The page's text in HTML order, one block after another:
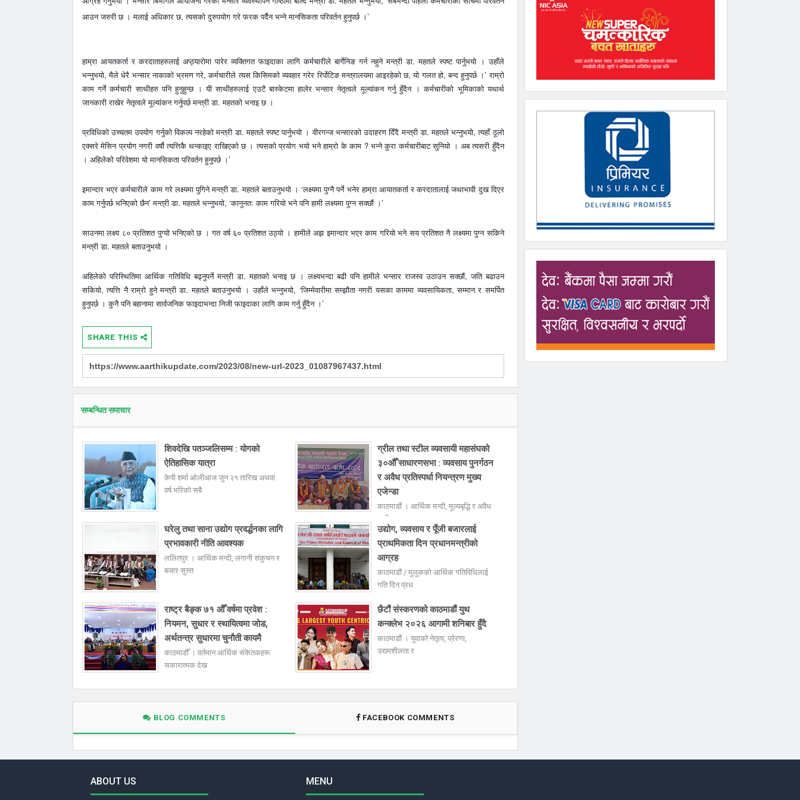
आउन जरुरी छ । मलाई अधिकार छ, त्यसको दुरुपयोग गरे फरक पर्दैन भन्ने मानसिकता परिवर्तन हुनुपर्छ ।’
हाम्रा आयतकर्ता र करदाताहरुलाई अप्ठ्यारोमा पारेर व्यक्तिगत फाइदाका लागि कर्मचारीले बार्गेनिङ गर्न नहुने मन्त्री डा. महतले स्पष्ट पार्नुभयो । उहाँले
भन्नुभयो, मैले धेरै भन्सार नाकाको भ्रमण गरे, कर्मचारीले त्यस किसिमको व्यवहार गरेर रिर्पोटिङ मन्त्रालयमा आइरहेको छ, यो गलत हो, बन्द हुनुपर्छ ।’ राम्रो
काम गर्ने कर्मचारी साथीहरु पनि हुनुहुन्छ । यी साथीहरुलाई एउटै बास्केटमा हालेर भन्सार नेतृत्वले मूल्यांकन गर्नु हुँदैन । कर्मचारीको भूमिकाको यथार्थ
जानकारी राखेर नेतृत्वले मूल्यांकन गर्नुपर्छ मन्त्री डा. महतको भनाइ छ ।
प्रविधिको उच्चतम उपयोग गर्नुको विकल्प नरहेको मन्त्री डा. महतले स्पष्ट पार्नुभयो । वीरगन्ज भन्सारको उदाहरण दिँदै मन्त्री डा. महतले भन्नुभयो, त्यहाँ ठूलो
एक्सरे मेसिन प्रयोग नगरी वर्षौ त्यत्तिकै थन्काइए राखिएको छ । त्यसको प्रयोग भयो भने हाम्रो के काम ? भन्ने कुरा कर्मचारीबाट सुनियो । अब त्यसरी हुँदैन
। अहिलेको परिवेशमा यो मानसिकता परिवर्तन हुनुपर्छ ।’
इमान्दार भएर कर्मचारीले काम गरे लक्ष्यमा पुगिने मन्त्री डा. महतले बताउनुभयो । ‘लक्ष्यमा पुग्नै पर्ने भनेर हाम्रा आयातकर्ता र करदातालाई जथाभावी दुख दिएर
काम गर्नुपर्छ भनिएको छैन’ मन्त्री डा. महतले भन्नुभयो, ‘कानुनतः काम गरियो भने पनि हामी लक्ष्यमा पुग्न सक्छौं ।’
साउनमा लक्ष्य ८० प्रतिशत पुग्यो भनिएको छ । गत वर्ष ६० प्रतिशत उठ्यो । हामीले अझ इमान्दार भएर काम गरियो भने सय प्रतिशत नै लक्ष्यमा पुग्न सकिने
मन्त्री डा. महतले बताउनुभयो ।
अहिलेको परिस्थितिमा आर्थिक गतिविधि बढ्नुपर्ने मन्त्री डा. महतको भनाइ छ । लक्ष्यभन्दा बढी पनि हामीले भन्सार राजस्व उठाउन सक्छौं, जति बढाउन
सकियो, त्यत्ति नै राम्रो हुने मन्त्री डा. महतले बताउनुभयो । उहाँले भन्नुभयो, ‘जिम्मेवारीमा सम्झौता नगरी यसका काममा व्यवसायिकता, सम्मान र समर्पित
हुनुपर्छ । कुनै पनि बहानामा सार्वजनिक फाइदाभन्दा निजी फाइदाका लागि काम गर्नु हुँदैन ।’
SHARE THIS
सम्बन्धित समाचार
शिवदेखि पतञ्जलिसम्म : योगको
ऐतिहासिक यात्रा
केपी शर्मा ओलीआज जुन २१ तारिख अथवा
वर्ष भरिको सबै
ग्रील तथा स्टील व्यवसायी महासंघको
३०औँ साधारणसभा : व्यवसाय पुनर्गठन
र अवैध प्रतिस्पर्धा नियन्त्रण मुख्य
एजेन्डा
काठमाडौं । आर्थिक मन्दी, मूल्यबृद्धि र अवैध
प्रति
घरेलु तथा साना उद्योग प्रवर्द्धनका लागि
प्रभावकारी नीति आवश्यक
ललितपुर । आर्थिक मन्दी, लगानी संकुचन र
बजार सुस्त
उद्योग, व्यवसाय र पूँजी बजारलाई
प्राथमिकता दिन प्रधानमन्त्रीको
आग्रह
काठमाडौं / मुलुकको आर्थिक गतिविधिलाई
गति दिन प्रध
राष्ट्र बैङ्क ७१ औँ वर्षमा प्रवेश :
नियमन, सुधार र स्थायित्वमा जोड,
अर्थतन्त्र सुधारमा चुनौती कायमै
काठमाडौँ । वर्तमान आर्थिक संकेतकहरू
सकारात्मक देख
छैटौं संस्करणको काठमाडौं युथ
कन्क्लेभ २०२६ आगामी शनिबार हुँदै
काठमाडौं । युवाको नेतृत्व, प्रेरणा,
उद्यमशीलता र
BLOG COMMENTS FACEBOOK COMMENTS
ABOUT US MENU